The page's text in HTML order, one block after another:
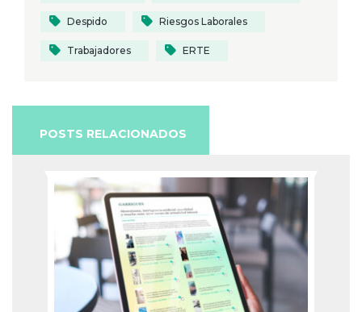
Despido Riesgos Laborales
Trabajadores ERTE
POSTS RELACIONADOS